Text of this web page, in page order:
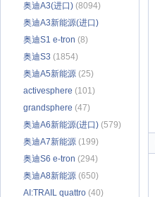
奥迪A3(进口) (8094)
奥迪A3新能源(进口)
(1011)
奥迪S1 e-tron (8)
奥迪S3 (1854)
奥迪A5新能源 (25)
activesphere (101)
grandsphere (47)
奥迪A6新能源(进口) (579)
奥迪A7新能源 (199)
奥迪S6 e-tron (294)
奥迪A8新能源 (650)
AI:TRAIL quattro (40)